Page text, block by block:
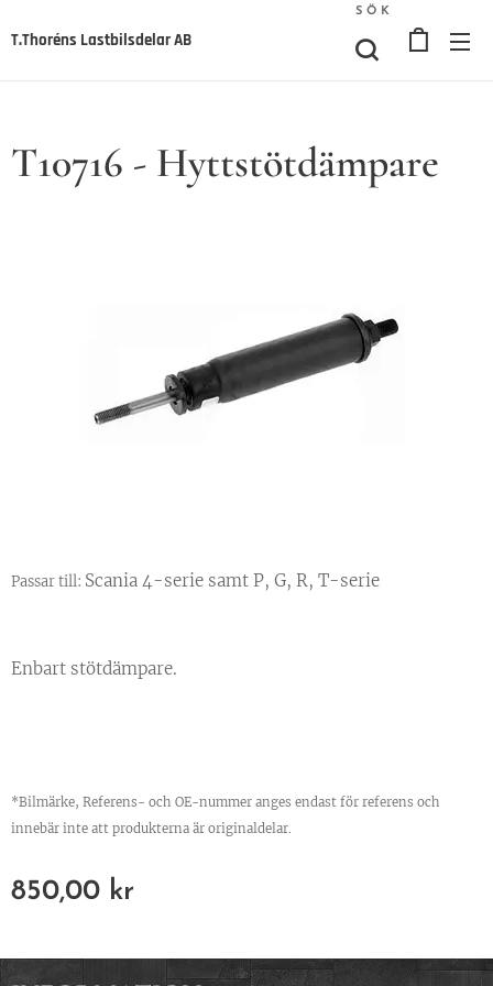
T.Thoréns Lastbilsdelar AB
SÖK
T10716 - Hyttstötdämpare
Passar till: Scania 4-serie samt P, G, R, T-serie
Enbart stötdämpare.
*Bilmärke, Referens- och OE-nummer anges endast för referens och
innebär inte att produkterna är originaldelar.
850,00 kr